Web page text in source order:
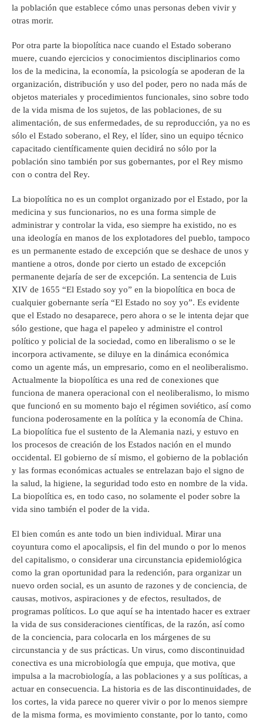
la población que establece cómo unas personas deben vivir y
otras morir.
Por otra parte la biopolítica nace cuando el Estado soberano
muere, cuando ejercicios y conocimientos disciplinarios como
los de la medicina, la economía, la psicología se apoderan de la
organización, distribución y uso del poder, pero no nada más de
objetos materiales y procedimientos funcionales, sino sobre todo
de la vida misma de los sujetos, de las poblaciones, de su
alimentación, de sus enfermedades, de su reproducción, ya no es
sólo el Estado soberano, el Rey, el líder, sino un equipo técnico
capacitado científicamente quien decidirá no sólo por la
población sino también por sus gobernantes, por el Rey mismo
con o contra del Rey.
La biopolítica no es un complot organizado por el Estado, por la
medicina y sus funcionarios, no es una forma simple de
administrar y controlar la vida, eso siempre ha existido, no es
una ideología en manos de los explotadores del pueblo, tampoco
es un permanente estado de excepción que se deshace de unos y
mantiene a otros, donde por cierto un estado de excepción
permanente dejaría de ser de excepción. La sentencia de Luis
XIV de 1655 “El Estado soy yo” en la biopolítica en boca de
cualquier gobernante sería “El Estado no soy yo”. Es evidente
que el Estado no desaparece, pero ahora o se le intenta dejar que
sólo gestione, que haga el papeleo y administre el control
político y policial de la sociedad, como en liberalismo o se le
incorpora activamente, se diluye en la dinámica económica
como un agente más, un empresario, como en el neoliberalismo.
Actualmente la biopolítica es una red de conexiones que
funciona de manera operacional con el neoliberalismo, lo mismo
que funcionó en su momento bajo el régimen soviético, así como
funciona poderosamente en la política y la economía de China.
La biopolítica fue el sustento de la Alemania nazi, y estuvo en
los procesos de creación de los Estados nación en el mundo
occidental. El gobierno de sí mismo, el gobierno de la población
y las formas económicas actuales se entrelazan bajo el signo de
la salud, la higiene, la seguridad todo esto en nombre de la vida.
La biopolítica es, en todo caso, no solamente el poder sobre la
vida sino también el poder de la vida.
El bien común es ante todo un bien individual. Mirar una
coyuntura como el apocalipsis, el fin del mundo o por lo menos
del capitalismo, o considerar una circunstancia epidemiológica
como la gran oportunidad para la redención, para organizar un
nuevo orden social, es un asunto de razones y de conciencia, de
causas, motivos, aspiraciones y de efectos, resultados, de
programas políticos. Lo que aquí se ha intentado hacer es extraer
la vida de sus consideraciones científicas, de la razón, así como
de la conciencia, para colocarla en los márgenes de su
circunstancia y de sus prácticas. Un virus, como discontinuidad
conectiva es una microbiología que empuja, que motiva, que
impulsa a la macrobiología, a las poblaciones y a sus políticas, a
actuar en consecuencia. La historia es de las discontinuidades, de
los cortes, la vida parece no querer vivir o por lo menos siempre
de la misma forma, es movimiento constante, por lo tanto, como